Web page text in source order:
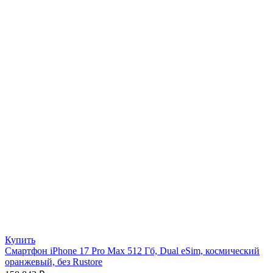
Купить
Смартфон iPhone 17 Pro Max 512 Гб, Dual eSim, космический
оранжевый, без Rustore